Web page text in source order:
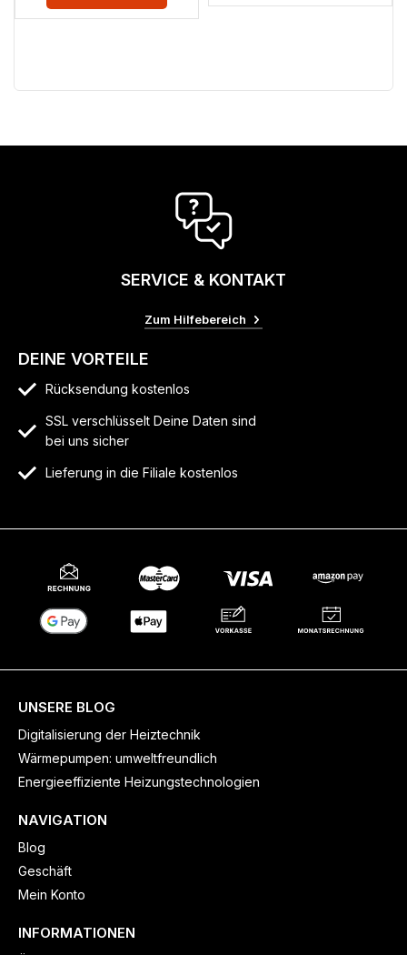
SERVICE & KONTAKT
Zum Hilfebereich
DEINE VORTEILE
Rücksendung kostenlos
SSL verschlüsselt Deine Daten sind
bei uns sicher
Lieferung in die Filiale kostenlos
UNSERE BLOG
Digitalisierung der Heiztechnik
Wärmepumpen: umweltfreundlich
Energieeffiziente Heizungstechnologien
NAVIGATION
Blog
Geschäft
Mein Konto
INFORMATIONEN